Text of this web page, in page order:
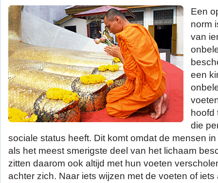
Een
norm
van
een
hoofd
die
sociale status heeft. Dit komt omdat de mensen
als het meest smerigste deel van het lichaam
zitten daarom ook altijd met hun voeten
achter zich. Naar iets wijzen met de voeten of